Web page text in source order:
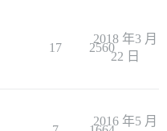
17 2560
2018 年3 月
22 日
2016 年5 月